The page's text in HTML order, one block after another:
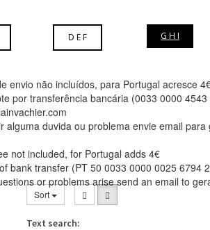
D E F G H I
envio não incluídos, para Portugal acresce
por transferência bancária (0033 0000
alguma duvida ou problema envie email para
not included, for Portugal adds 4€
bank transfer (PT 50 0033 0000 0025 6794
or problems arise send an email to
Sort
Text search: